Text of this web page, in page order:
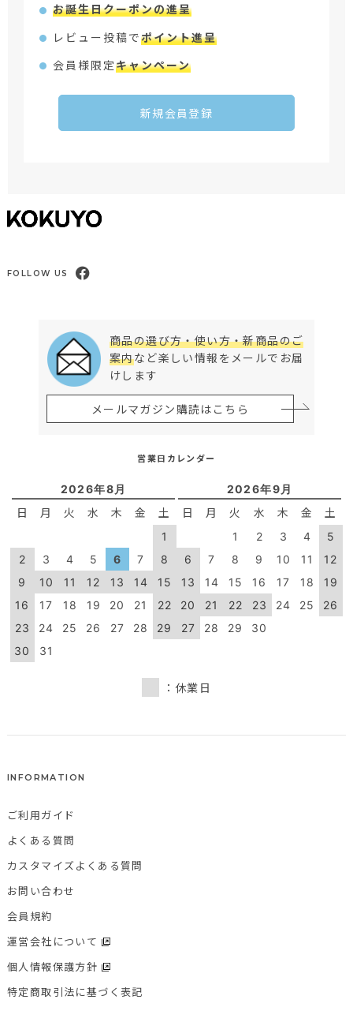
お誕生日クーポンの進呈
レビュー投稿でポイント進呈
会員様限定キャンペーン
新規会員登録
FOLLOW US
商品の選び方・使い方・新商品のご
案内など楽しい情報をメールでお届
けします
メールマガジン購読はこちら
営業日カレンダー
2026年8月
日 月 火 水 木 金 土
1
2
3 4 5 6 7
8
9
10 11 12 13 14
15
16
17 18 19 20 21
22
23
24 25 26 27 28
29
30
31
2026年9月
日 月 火 水 木 金 土
1 2 3 4
5
6
7 8 9 10 11
12
13
14 15 16 17 18
19
20
21 22 23 24 25
26
27
28 29 30
：休業日
INFORMATION
ご利用ガイド
よくある質問
カスタマイズよくある質問
お問い合わせ
会員規約
運営会社について
個人情報保護方針
特定商取引法に基づく表記